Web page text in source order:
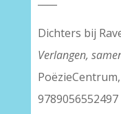
Dichters bij
Verlangen,
9789056552497